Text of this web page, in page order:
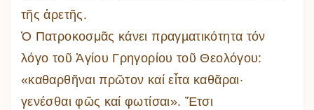
τῆς ἀρετῆς.
Ὁ Πατροκοσμᾶς κάνει πραγµατικότητα τόν
λόγο τοῦ Ἁγίου Γρηγορίου τοῦ Θεολόγου:
«καθαρθῆναι πρῶτον καί εἶτα καθᾶραι·
γενέσθαι φῶς καί φωτίσαι». Ἔτσι